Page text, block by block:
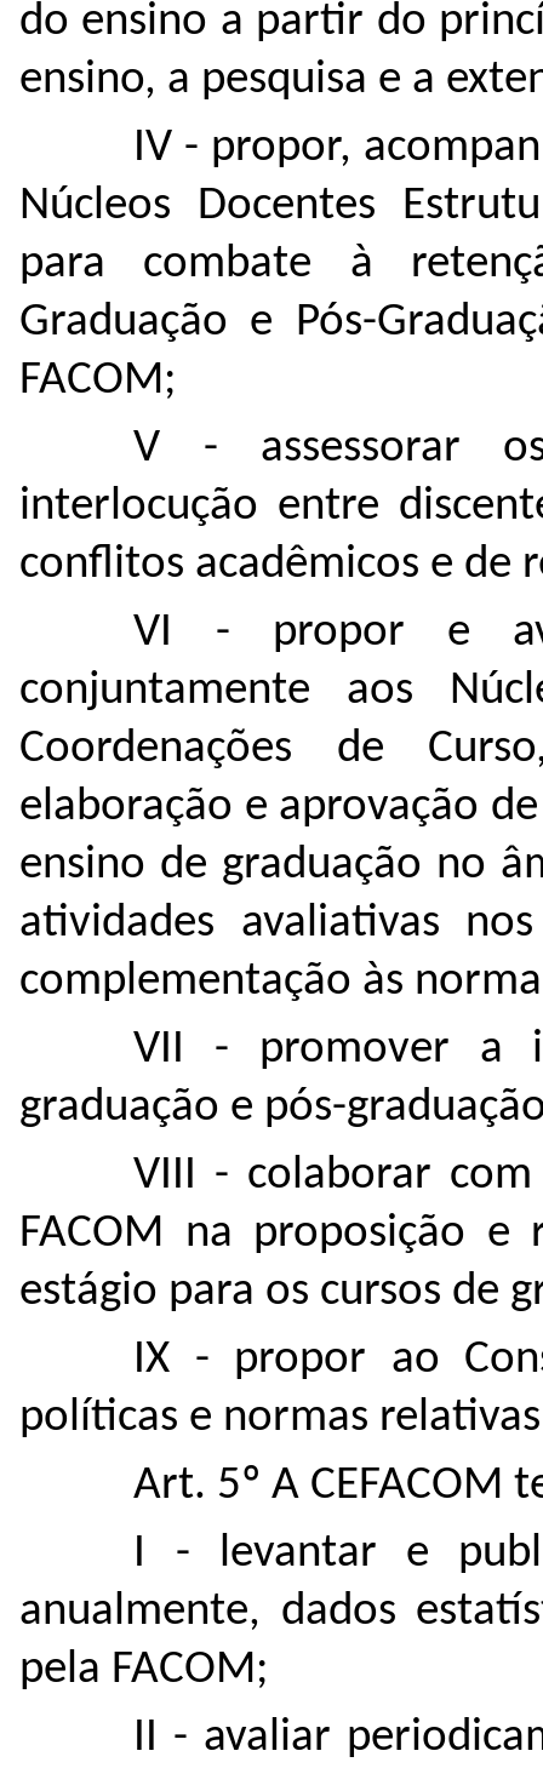
do ensino a partir do
ensino, a pesquisa e a
IV - propor,
Núcleos Docentes
para combate à
Graduação e Pós-
FACOM;
V - assessorar
interlocução entre
conflitos acadêmicos e de
VI - propor e
conjuntamente aos
Coordenações de
elaboração e aprovação
ensino de graduação no
atividades avaliativas
complementação às
VII - promover a
graduação e pós-
VIII - colaborar com
FACOM na proposição e
estágio para os cursos de
IX - propor ao
políticas e normas
Art. 5º A CEFACOM
I - levantar e
anualmente, dados
pela FACOM;
II - avaliar